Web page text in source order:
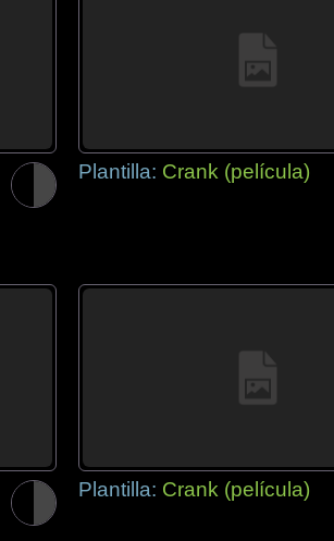
Plantilla: Crank (película)
Plantilla: Crank (película)